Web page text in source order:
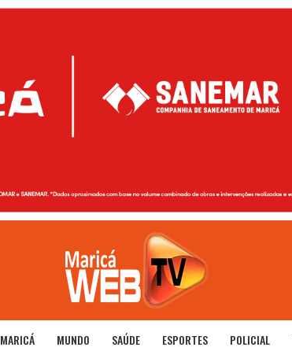
MARICÁ MUNDO SAÚDE ESPORTES POLICIAL